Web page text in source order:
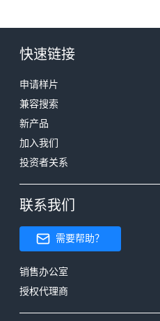
快速链接
申请样片
兼容搜索
新产品
加入我们
投资者关系
联系我们
需要帮助？
销售办公室
授权代理商